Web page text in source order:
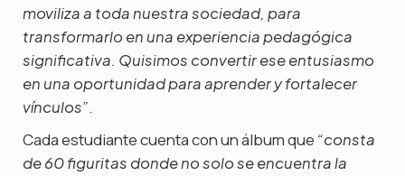
moviliza a toda nuestra sociedad, para
transformarlo en una experiencia pedagógica
significativa. Quisimos convertir ese entusiasmo
en una oportunidad para aprender y fortalecer
vínculos”.
Cada estudiante cuenta con un álbum que “consta
de 60 figuritas donde no solo se encuentra la